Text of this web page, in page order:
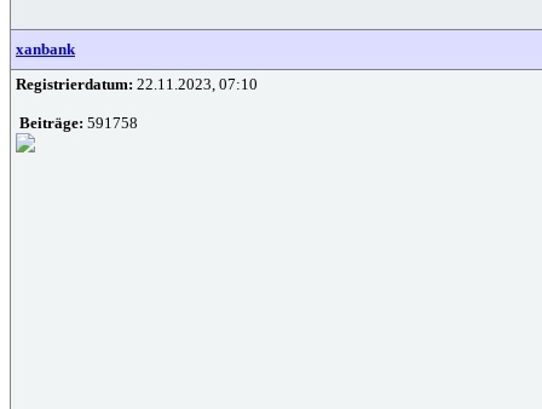
xanbank
Registrierdatum: 22.11.2023, 07:10
Beiträge: 591758